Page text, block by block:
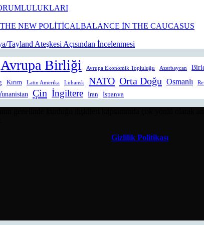
NEW POLİTİCALBALANCE İN THE CAUCASUS
Ateşkesi Açısından İncelenmesi
Avrupa Birliği Avrupa Ekonomik Topluluğu Azerbaycan
Kırım Latin Amerika Luhansk NATO Orta Doğu Osmanlı
Çin İngiltere İran İspanya
Gizlilik Politikası